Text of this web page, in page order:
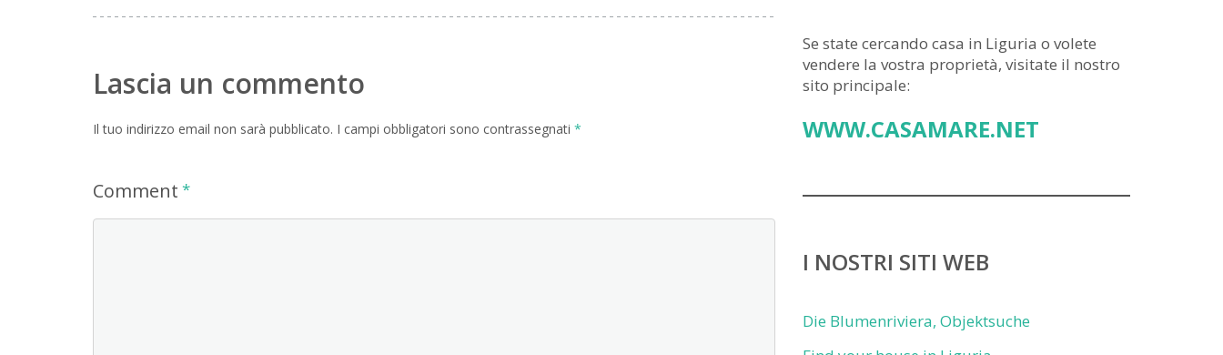
Lascia un commento
Il tuo indirizzo email non sarà pubblicato. I campi obbligatori sono contrassegnati *
Comment *
Se state cercando casa in Liguria o volete
vendere la vostra proprietà, visitate il nostro
sito principale:
WWW.CASAMARE.NET
I NOSTRI SITI WEB
Die Blumenriviera, Objektsuche